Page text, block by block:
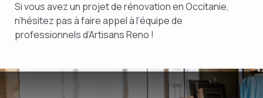
Si vous avez un projet de rénovation en Occitanie,
n’hésitez pas à faire appel à l’équipe de
professionnels d’Artisans Reno !